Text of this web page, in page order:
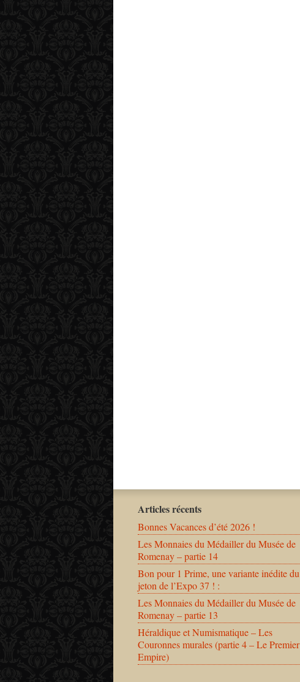
Articles récents
Bonnes Vacances d’été 2026 !
Les Monnaies du Médailler du Musée de
Romenay – partie 14
Bon pour 1 Prime, une variante inédite du
jeton de l’Expo 37 ! :
Les Monnaies du Médailler du Musée de
Romenay – partie 13
Héraldique et Numismatique – Les
Couronnes murales (partie 4 – Le Premier
Empire)